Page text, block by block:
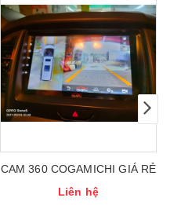
CAM 360 COGAMICHI GIÁ RẺ
Liên hệ